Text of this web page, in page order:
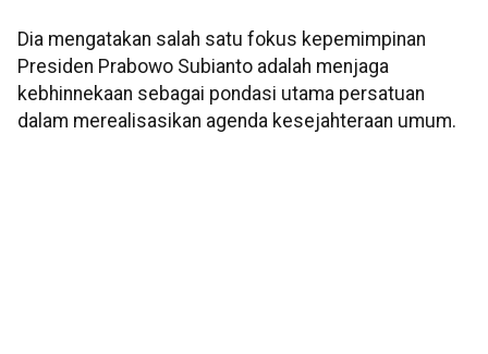
Dia mengatakan salah satu fokus kepemimpinan
Presiden Prabowo Subianto adalah menjaga
kebhinnekaan sebagai pondasi utama persatuan
dalam merealisasikan agenda kesejahteraan umum.